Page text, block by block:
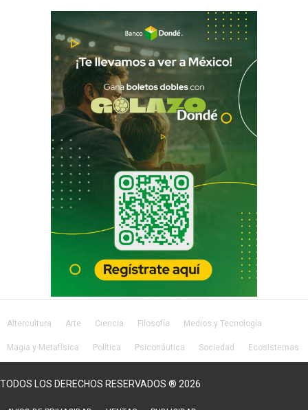
Altercultura Arte Ciencia Filosofía Medios y Tecnología
Magia y Metafísica Política Psiconáutica Sociedad Ecosistemas
TODOS LOS DERECHOS RESERVADOS ® 2026